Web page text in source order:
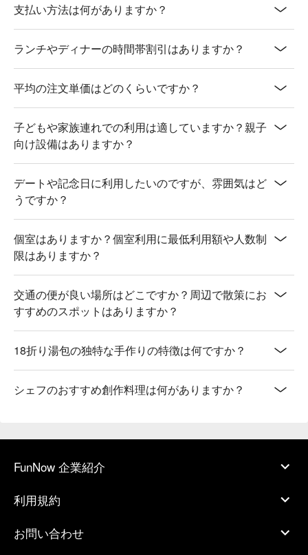
支払い方法は何がありますか？
ランチやディナーの時間帯割引はありますか？
平均の注文単価はどのくらいですか？
子どもや家族連れでの利用は適していますか？親子
向け設備はありますか？
デートや記念日に利用したいのですが、雰囲気はど
うですか？
個室はありますか？個室利用に最低利用額や人数制
限はありますか？
交通の便が良い場所はどこですか？周辺で散策にお
すすめのスポットはありますか？
18折り湯包の独特な手作りの特徴は何ですか？
シェフのおすすめ創作料理は何がありますか？
FunNow 企業紹介
利用規約
お問い合わせ